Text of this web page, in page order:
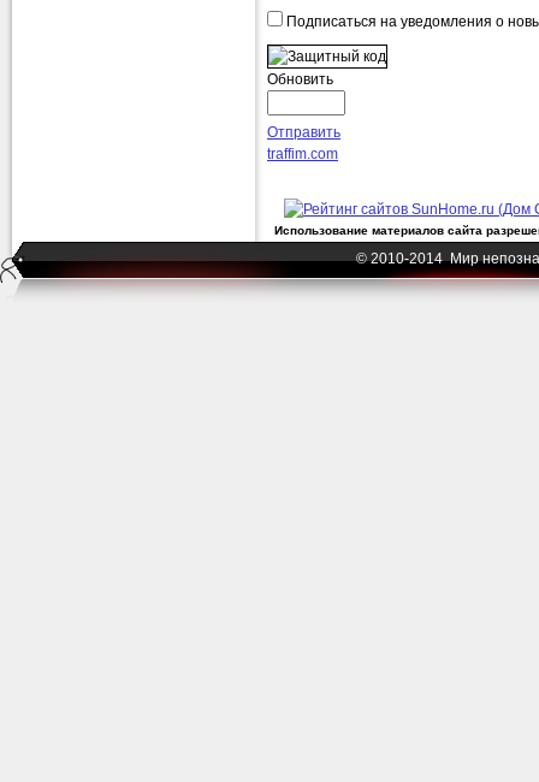
Подписаться на уведомления о
Обновить
Отправить
traffim.com
Использование материалов сайта
© 2010-2014 Мир